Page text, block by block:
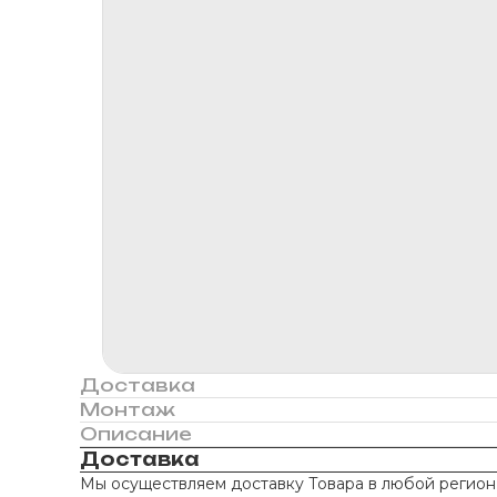
Доставка
Монтаж
Описание
Доставка
Мы осуществляем доставку Товара в любой